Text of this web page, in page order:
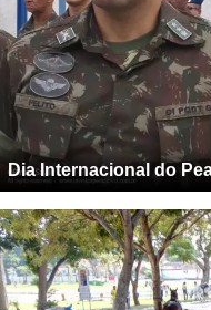
Dia Internacional do